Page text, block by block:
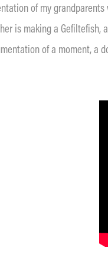
of my grandparents
is making a Gefiltefish,
of a moment, a